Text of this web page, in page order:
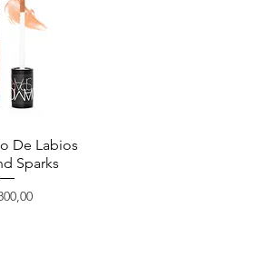
rápida
De Labios
Sparks